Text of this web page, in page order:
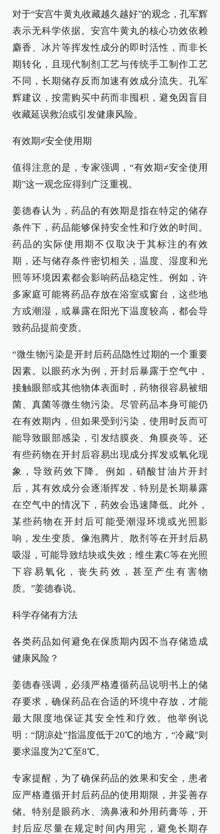
对于“安宫牛黄丸收藏越久越好”的观念，孔军辉
表示无科学依据。安宫牛黄丸的核心功效依赖
麝香、冰片等挥发性成分的即时活性，而非长
期转化，且现代制剂工艺与传统手工制作工艺
不同，长期储存反而加速有效成分流失。孔军
辉建议，按需购买中药而非囤积，避免因盲目
收藏延误救治或引发健康风险。
有效期≠安全使用期
值得注意的是，专家强调，“有效期≠安全使用
期”这一观念应得到广泛重视。
姜德春认为，药品的有效期是指在特定的储存
条件下，药品能够保持安全性和疗效的时间。
药品的实际使用期不仅取决于其标注的有效
期，还与储存条件密切相关，温度、湿度和光
照等环境因素都会影响药品稳定性。例如，许
多家庭可能将药品存放在浴室或窗台，这些地
方或潮湿，或暴露在阳光下温度较高，都会导
致药品提前变质。
“微生物污染是开封后药品隐性过期的一个重要
因素。以眼药水为例，开封后暴露于空气中，
接触眼部或其他物体表面时，药物很容易被细
菌、真菌等微生物污染。尽管药品本身可能仍
在有效期内，但如果受到污染，使用时反而可
能导致眼部感染，引发结膜炎、角膜炎等。还
有些药物在开封后容易出现成分挥发或氧化现
象，导致药效下降。例如，硝酸甘油片开封
后，其有效成分会逐渐挥发，特别是长期暴露
在空气中的情况下，药效会迅速降低。此外，
某些药物在开封后可能受潮湿环境或光照影
响，发生变质。像泡腾片、散剂等在开封后易
吸湿，可能导致结块或失效；维生素C等在光照
下容易氧化，丧失药效，甚至产生有害物
质。”姜德春说。
科学存储有方法
各类药品如何避免在保质期内因不当存储造成
健康风险？
姜德春强调，必须严格遵循药品说明书上的储
存要求，确保药品在合适的环境中存放，才能
最大限度地保证其安全性和疗效。他举例说
明：“阴凉处”指温度低于20℃的地方，“冷藏”则
要求温度为2℃至8℃。
专家提醒，为了确保药品的效果和安全，患者
应严格遵循开封后药品的使用期限，并妥善存
储。特别是眼药水、滴鼻液和外用药膏等，开
封后应尽量在规定时间内用完，避免长期存